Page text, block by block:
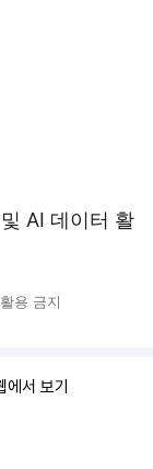
AI 데이터 활
용 금지
서 보기